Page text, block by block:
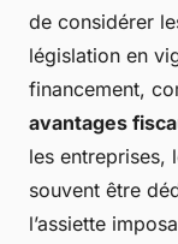
de considérer
législation en
financement,
avantages
les entreprises,
souvent être
l’assiette